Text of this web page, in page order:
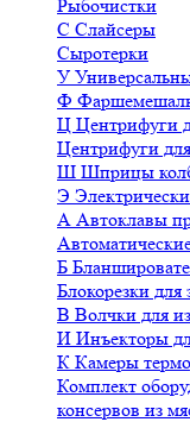
Рыбочистки
С Слайсеры
Сыротерки
У
Ф
Ц Центрифуги
Центрифуги
Ш Шприцы
Э
А Автоклавы
Б
Блокорезки
В Волчки для
И Инъекторы
К Камеры
Комплект
консервов из